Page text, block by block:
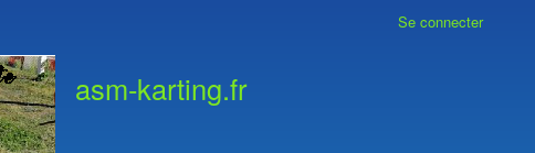
Se connecter
asm-karting.fr